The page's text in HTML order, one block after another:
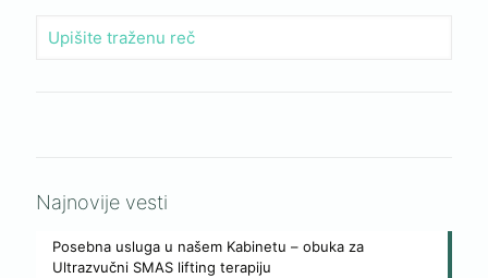
Najnovije vesti
Posebna usluga u našem Kabinetu – obuka za
Ultrazvučni SMAS lifting terapiju